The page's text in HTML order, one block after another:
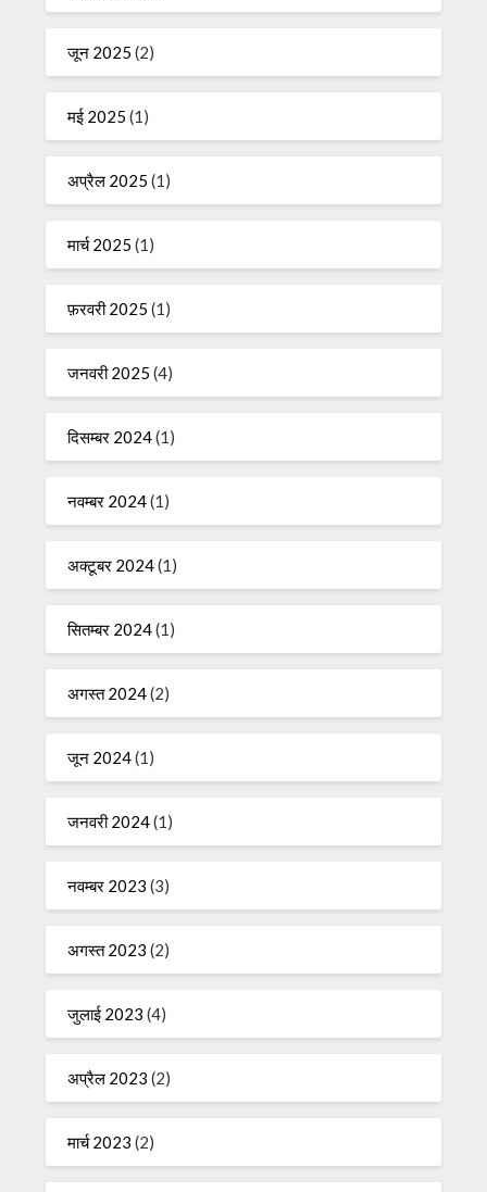
जून 2025 (2)
मई 2025 (1)
अप्रैल 2025 (1)
मार्च 2025 (1)
फ़रवरी 2025 (1)
जनवरी 2025 (4)
दिसम्बर 2024(1)
नवम्बर 2024(1)
अक्टूबर 2024(1)
सितम्बर 2024(1)
अगस्त 2024(2)
जून 2024(1)
जनवरी 2024(1)
नवम्बर 2023 (3)
अगस्त 2023 (2)
जुलाई 2023 (4)
अप्रैल 2023 (2)
मार्च 2023 (2)